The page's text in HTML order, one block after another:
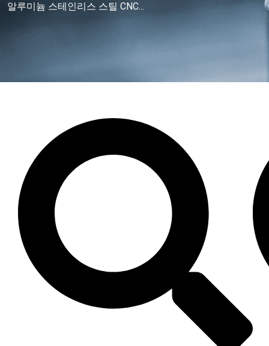
알루미늄 스테인리스 스틸 CNC...